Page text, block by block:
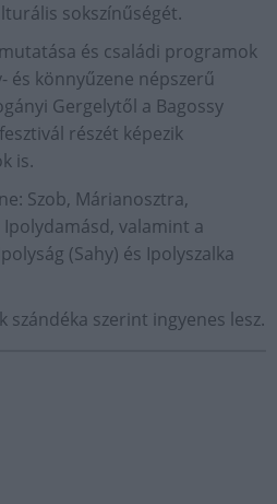
sokszínűségét.
és családi programok
és könnyűzene népszerű
Gergelytől a Bagossy
részét képezik
is.
Szob, Márianosztra,
valamint a
(Sahy) és Ipolyszalka
szándéka szerint ingyenes lesz.